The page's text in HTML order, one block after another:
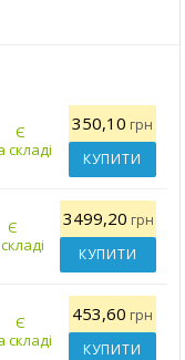
Є
складі
350,10 грн
КУПИТИ
Є
3499,20 грн
КУПИТИ
Є
складі
453,60 грн
КУПИТИ